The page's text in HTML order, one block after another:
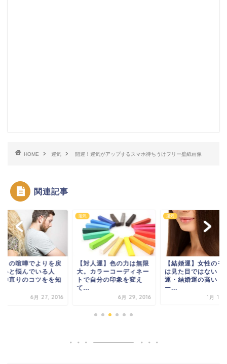
HOME 運気 開運！運気がアップするスマホ待ちうけフリー壁紙画像
関連記事
との喧嘩でよりを戻
いと悩んでいる人
仲直りのコツをを知
6月 27, 2016
運気
【対人運】色の力は無限
大。カラーコーディネー
トで自分の印象を変え
て...
6月 29, 2016
運気
【結婚運】女性のモ
は見た目ではない！
運・結婚運の高い「
ー...
1月 15,